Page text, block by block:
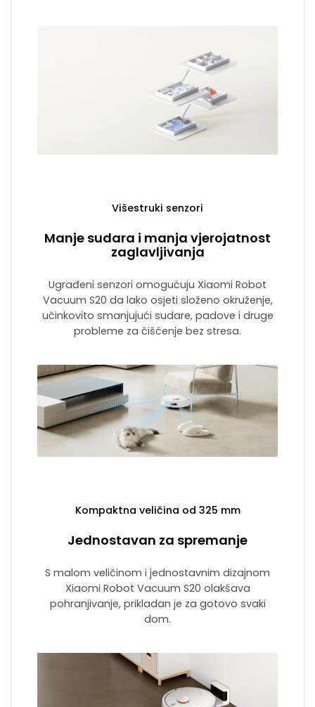
Višestruki senzori
Manje sudara i manja vjerojatnost
zaglavljivanja
Ugrađeni senzori omogućuju Xiaomi Robot
Vacuum S20 da lako osjeti složeno okruženje,
učinkovito smanjujući sudare, padove i druge
probleme za čišćenje bez stresa.
Kompaktna veličina od 325 mm
Jednostavan za spremanje
S malom veličinom i jednostavnim dizajnom
Xiaomi Robot Vacuum S20 olakšava
pohranjivanje, prikladan je za gotovo svaki
dom.